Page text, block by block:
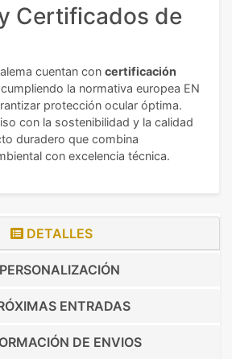
Certificados de
cuentan con certificación
la normativa europea EN
protección ocular óptima.
con la sostenibilidad y la calidad
duradero que combina
con excelencia técnica.
DETALLES
ENTRADAS
DE ENVIOS